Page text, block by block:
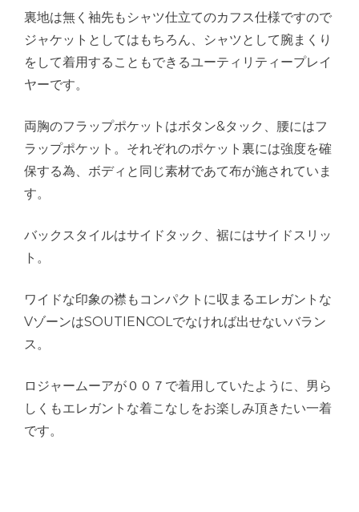
裏地は無く袖先もシャツ仕立てのカフス仕様ですので
ジャケットとしてはもちろん、シャツとして腕まくり
をして着用することもできるユーティリティープレイ
ヤーです。
両胸のフラップポケットはボタン&タック、腰にはフ
ラップポケット。それぞれのポケット裏には強度を確
保する為、ボディと同じ素材であて布が施されていま
す。
バックスタイルはサイドタック、裾にはサイドスリッ
ト。
ワイドな印象の襟もコンパクトに収まるエレガントな
VゾーンはSOUTIENCOLでなければ出せないバラン
ス。
ロジャームーアが００７で着用していたように、男ら
しくもエレガントな着こなしをお楽しみ頂きたい一着
です。